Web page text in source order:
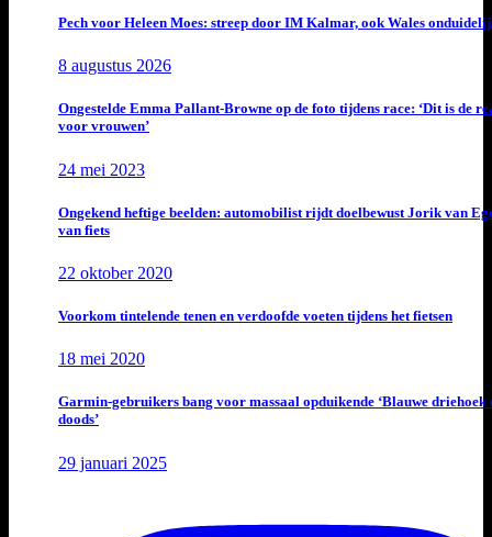
Pech voor Heleen Moes: streep door IM Kalmar, ook Wales
8 augustus 2026
Ongestelde Emma Pallant-Browne op de foto tijdens race: ‘Dit is de
voor vrouwen’
24 mei 2023
Ongekend heftige beelden: automobilist rijdt doelbewust Jorik van
van fiets
22 oktober 2020
Voorkom tintelende tenen en verdoofde voeten tijdens het fietsen
18 mei 2020
Garmin-gebruikers bang voor massaal opduikende ‘Blauwe driehoek
doods’
29 januari 2025